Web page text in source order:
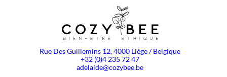
Rue Des Guillemins 12, 4000 Liège / Belgique
+32 (0)4 235 72 47
adelaide@cozybee.be